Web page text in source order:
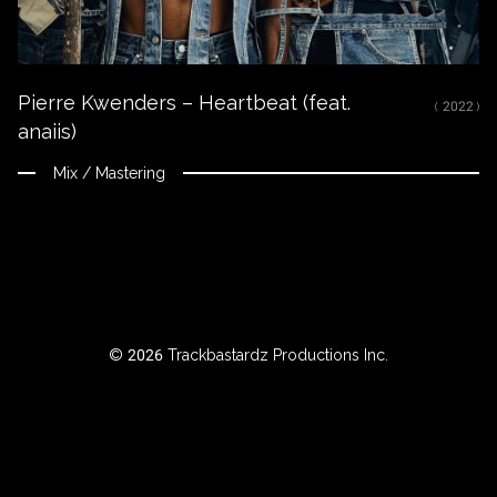
Pierre Kwenders – Heartbeat (feat.
anaiis)
( 2022 )
Mix / Mastering
© 2026 Trackbastardz Productions Inc.